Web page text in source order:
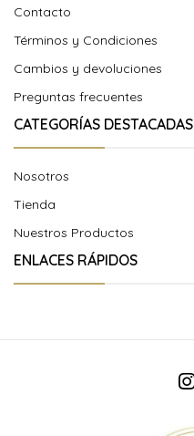
Contacto
Términos y Condiciones
Cambios y devoluciones
Preguntas frecuentes
CATEGORÍAS DESTACADAS
Nosotros
Tienda
Nuestros Productos
ENLACES RÁPIDOS